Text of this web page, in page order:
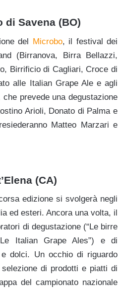
di Savena (BO)
del Microbo, il festival dei
(Birranova, Birra Bellazzi,
Birrificio di Cagliari, Croce di
alle Italian Grape Ale e agli
prevede una degustazione
Arioli, Donato di Palma e
Matteo Marzari e
(CA)
edizione si svolgerà negli
ed esteri. Ancora una volta, il
di degustazione (“Le birre
Italian Grape Ales”) e di
e dolci. Un occhio di riguardo
di prodotti e piatti di
del campionato nazionale